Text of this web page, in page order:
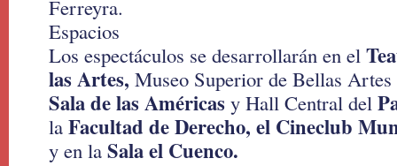
Ferreyra.
Espacios
Los espectáculos se desarrollarán en el
las Artes, Museo Superior de Bellas Artes
Sala de las Américas y Hall Central del
la Facultad de Derecho, el Cineclub
y en la Sala el Cuenco.